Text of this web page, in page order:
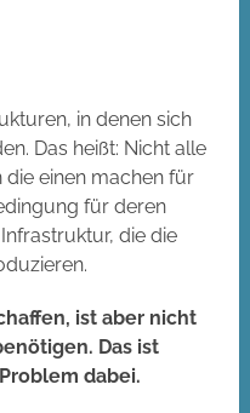
in denen sich
Das heißt: Nicht alle
die einen machen für
für deren
die die
ist aber nicht
Das ist
dabei.